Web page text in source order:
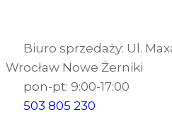
Biuro sprzedaży: Ul.
Wrocław Nowe Żerniki
pon-pt: 9:00-17:00
503 805 230